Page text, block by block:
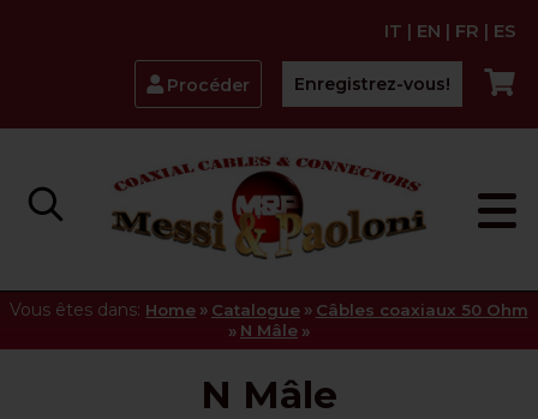
IT | EN | FR | ES
Procéder Enregistrez-vous!
Vous êtes dans: Home » Catalogue » Câbles coaxiaux 50 Ohm
» N Mâle »
N Mâle